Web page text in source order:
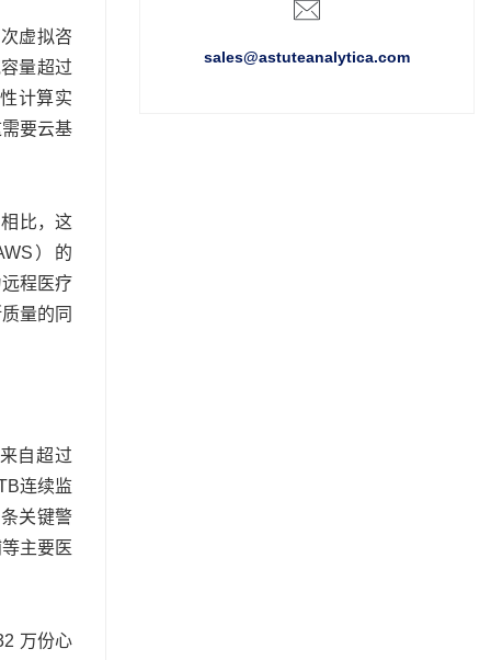
虚拟咨
量超过
计算实
要云基
比，这
）的
程医疗
量的同
自超过
连续监
关键警
主要医
万份心
sales@astuteanalytica.com